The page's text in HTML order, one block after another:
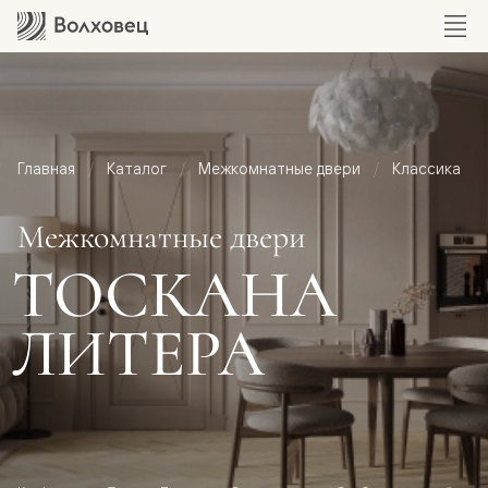
Главная Каталог Межкомнатные двери Классика
Межкомнатные двери
ТОСКАНА
ЛИТЕРА